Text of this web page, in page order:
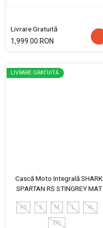
Livrare Gratuită
1,999.00 RON
LIVRARE GRATUITĂ
Cască Moto Integrală SHARK
SPARTAN RS STINGREY MAT
XS S M L XL
2XL